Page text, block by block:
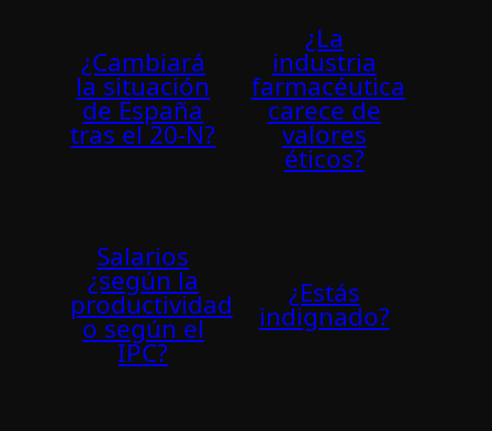
¿Cambiará
la situación
de España
tras el 20-N?
¿La
industria
farmacéutica
carece de
valores
éticos?
Salarios
¿según la
productividad
o según el
IPC?
¿Estás
indignado?